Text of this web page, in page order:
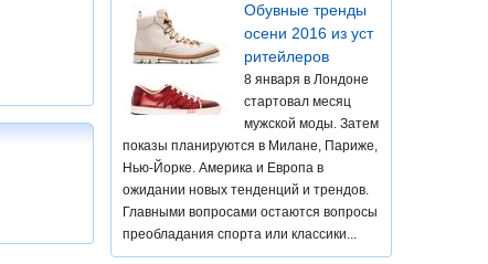
Обувные тренды
осени 2016 из уст
ритейлеров
8 января в Лондоне
стартовал месяц
мужской моды. Затем
показы планируются в Милане, Париже,
Нью-Йорке. Америка и Европа в
ожидании новых тенденций и трендов.
Главными вопросами остаются вопросы
преобладания спорта или классики...